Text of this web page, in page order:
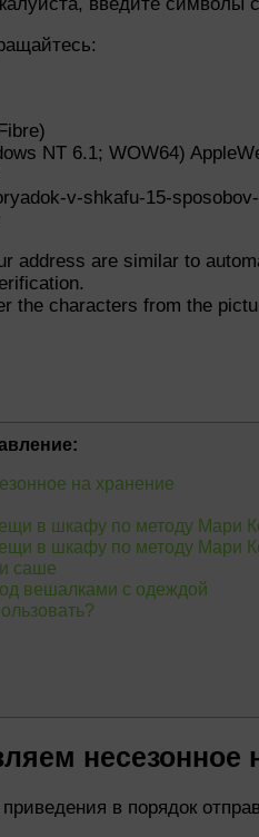
NT 6.1; WOW64)
v-shkafu-15-
address are similar to
the characters from the
на хранение
в шкафу по методу Мари
в шкафу по методу Мари
саше
вешалками с одеждой
несезонное
в порядок